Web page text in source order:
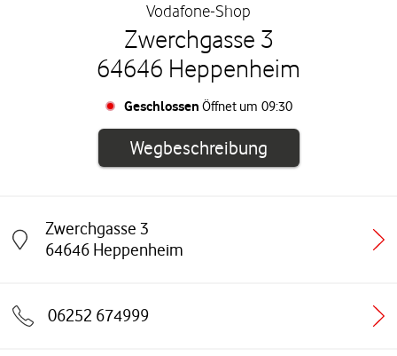
Vodafone-Shop
Zwerchgasse 3
64646 Heppenheim
Geschlossen Öffnet um 09:30
WegbeschreibungLink öffnet in
Zwerchgasse 3
64646 Heppenheim
Link öffnet in einem neuen Tab
06252 674999